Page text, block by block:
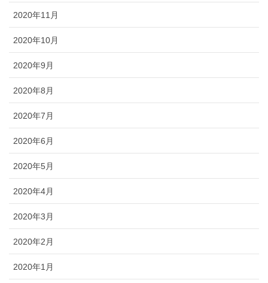
2020年11月
2020年10月
2020年9月
2020年8月
2020年7月
2020年6月
2020年5月
2020年4月
2020年3月
2020年2月
2020年1月